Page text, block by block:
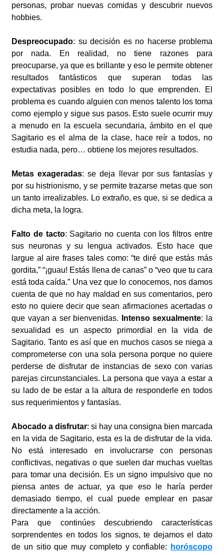
personas, probar nuevas comidas y descubrir nuevos
hobbies.
Despreocupado: su decisión es no hacerse problema
por nada. En realidad, no tiene razones para
preocuparse, ya que es brillante y eso le permite obtener
resultados fantásticos que superan todas las
expectativas posibles en todo lo que emprenden. El
problema es cuando alguien con menos talento los toma
como ejemplo y sigue sus pasos. Esto suele ocurrir muy
a menudo en la escuela secundaria, ámbito en el que
Sagitario es el alma de la clase, hace reír a todos, no
estudia nada, pero… obtiene los mejores resultados.
Metas exageradas: se deja llevar por sus fantasías y
por su histrionismo, y se permite trazarse metas que son
un tanto irrealizables. Lo extraño, es que, si se dedica a
dicha meta, la logra.
Falto de tacto: Sagitario no cuenta con los filtros entre
sus neuronas y su lengua activados. Esto hace que
largue al aire frases tales como: “te diré que estás más
gordita,” “¡guau! Estás llena de canas” o “veo que tu cara
está toda caída.” Una vez que lo conocemos, nos damos
cuenta de que no hay maldad en sus comentarios, pero
esto no quiere decir que sean afirmaciones acertadas o
que vayan a ser bienvenidas.
Intenso sexualmente: la
sexualidad es un aspecto primordial en la vida de
Sagitario. Tanto es así que en muchos casos se niega a
comprometerse con una sola persona porque no quiere
perderse de disfrutar de instancias de sexo con varias
parejas circunstanciales. La persona que vaya a estar a
su lado de be estar a la altura de responderle en todos
sus requerimientos y fantasías.
Abocado a disfrutar: si hay una consigna bien marcada
en la vida de Sagitario, esta es la de disfrutar de la vida.
No está interesado en involucrarse con personas
conflictivas, negativas o que suelen dar muchas vueltas
para tomar una decisión. Es un signo impulsivo que no
piensa antes de actuar, ya que eso le haría perder
demasiado tiempo, el cual puede emplear en pasar
directamente a la acción.
Para que continúes descubriendo características
sorprendentes en todos los signos, te dejamos el dato
de un sitio que muy completo y confiable:
horóscopo